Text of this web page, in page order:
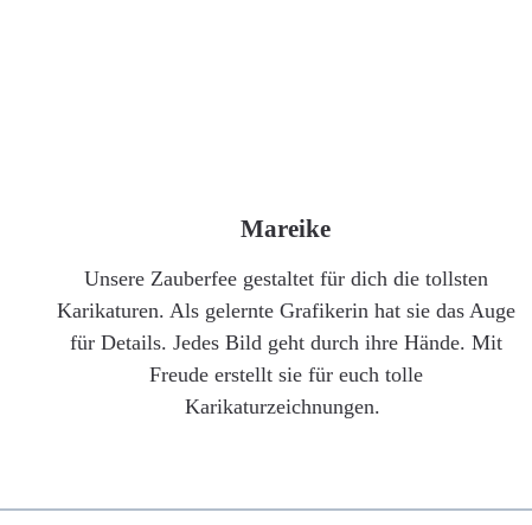
Mareike
Unsere Zauberfee gestaltet für dich die tollsten
Karikaturen. Als gelernte Grafikerin hat sie das Auge
für Details. Jedes Bild geht durch ihre Hände. Mit
Freude erstellt sie für euch tolle
Karikaturzeichnungen.